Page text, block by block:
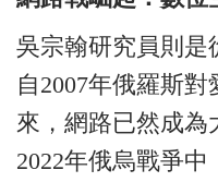
吳宗翰研究員則是
自2007年俄羅斯
來，網路已然成為
2022年俄烏戰爭